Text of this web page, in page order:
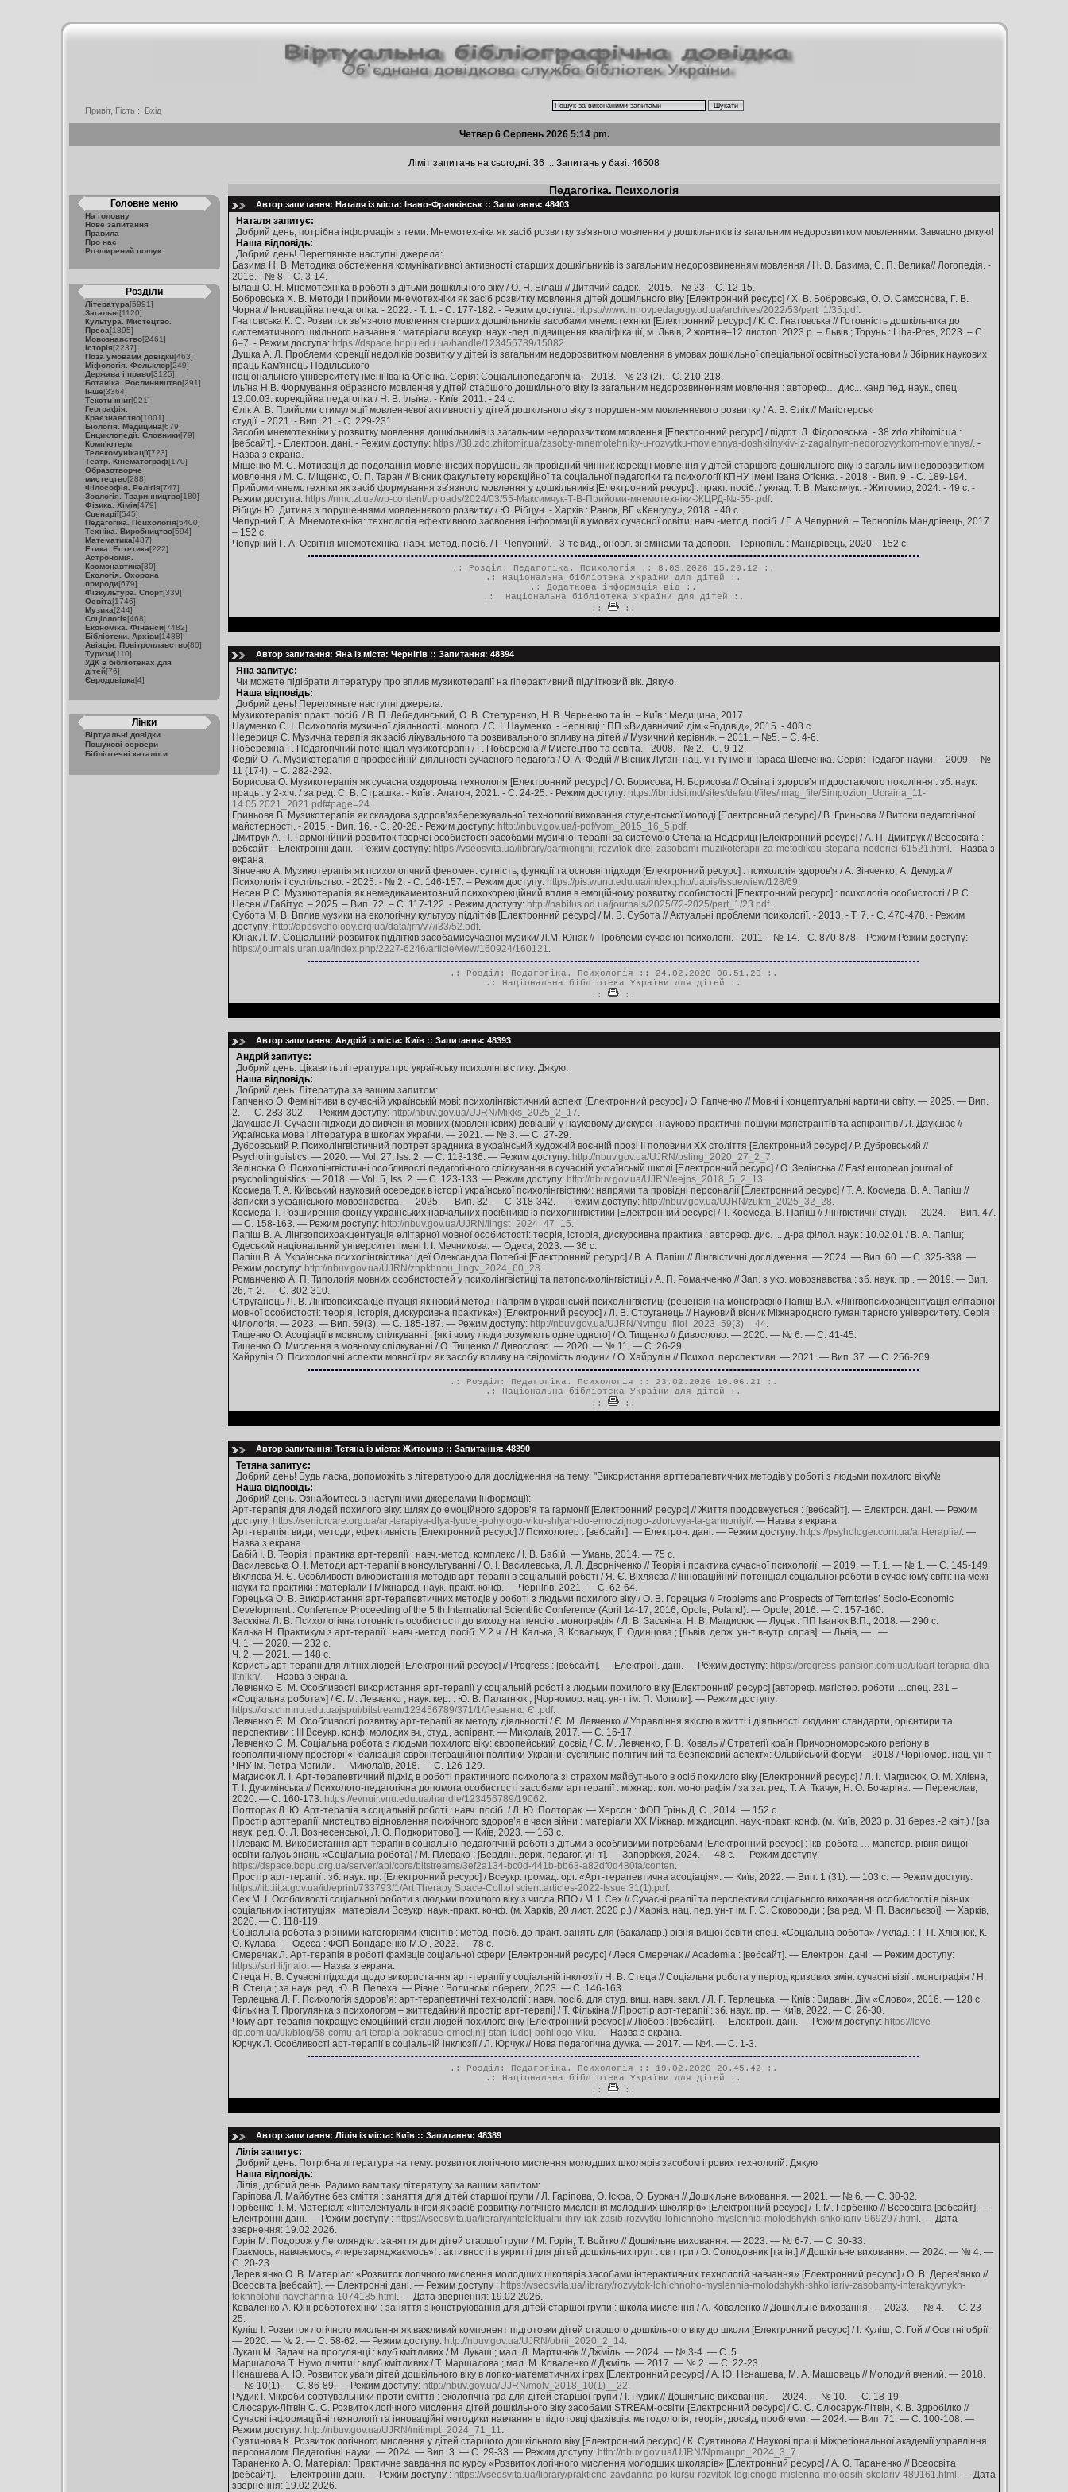
Привіт, Гість :: Вхід
Четвер 6 Серпень 2026 5:14 pm.
Ліміт запитань на сьогодні: 36 .:. Запитань у базі: 46508
Головне меню
На головну
Нове запитання
Правила
Про нас
Розширений пошук
Розділи
Література[5991]
Загальні[1120]
Культура. Мистецтво.
Преса[1895]
Мовознавство[2461]
Історія[2237]
Поза умовами довідки[463]
Міфологія. Фольклор[249]
Держава і право[3125]
Ботаніка. Рослинництво[291]
Інше[3364]
Тексти книг[921]
Географія.
Краєзнавство[1001]
Біологія. Медицина[679]
Енциклопедії. Словники[79]
Комп'ютери.
Телекомунікації[723]
Театр. Кінематограф[170]
Образотворче
мистецтво[288]
Філософія. Релігія[747]
Зоологія. Тваринництво[180]
Фізика. Хімія[479]
Сценарії[545]
Педагогіка. Психологія[5400]
Техніка. Виробництво[594]
Математика[487]
Етика. Естетика[222]
Астрономія.
Космонавтика[80]
Екологія. Охорона
природи[679]
Фізкультура. Спорт[339]
Освіта[1746]
Музика[244]
Соціологія[468]
Економіка. Фінанси[7482]
Бібліотеки. Архіви[1488]
Авіація. Повітроплавство[80]
Туризм[110]
УДК в бібліотеках для
дітей[76]
Євродовідка[4]
Лінки
Віртуальні довідки
Пошукові сервери
Бібліотечні каталоги
Педагогіка. Психологія
Автор запитання: Наталя із міста: Івано-Франківськ :: Запитання: 48403
Наталя запитує:
Добрий день, потрібна інформація з теми: Мнемотехніка як засіб розвитку зв'язного мовлення у дошкільників із загальним недорозвитком мовленням. Завчасно дякую!
Наша відповідь:
Добрий день! Перегляньте наступні джерела:
Базима Н. В. Методика обстеження комунікативної активності старших дошкільників із загальним недорозвиненням мовлення / Н. В. Базима, С. П. Велика// Логопедія. -
2016. - № 8. - С. 3-14.
Білаш О. Н. Мнемотехніка в роботі з дітьми дошкільного віку / О. Н. Білаш // Дитячий садок. - 2015. - № 23 – С. 12-15.
Бобровська Х. В. Методи і прийоми мнемотехніки як засіб розвитку мовлення дітей дошкільного віку [Електронний ресурс] / Х. В. Бобровська, О. О. Самсонова, Г. В.
Чорна // Інноваційна пекдагогіка. - 2022. - Т. 1. - С. 177-182. - Режим доступа: https://www.innovpedagogy.od.ua/archives/2022/53/part_1/35.pdf.
Гнатовська К. С. Розвиток зв’язного мовлення старших дошкільників засобами мнемотехніки [Електронний ресурс] / К. С. Гнатовська // Готовність дошкільника до
систематичного шкільного навчання : матеріали всеукр. наук.-пед. підвищення кваліфікації, м. Львів, 2 жовтня–12 листоп. 2023 р. – Львів ; Торунь : Liha-Pres, 2023. – С.
6–7. - Режим доступа: https://dspace.hnpu.edu.ua/handle/123456789/15082.
Душка А. Л. Проблеми корекції недоліків розвитку у дітей із загальним недорозвитком мовлення в умовах дошкільної спеціальної освітньої установи // Збірник наукових
праць Кам'янець-Подільського
національного університету імені Івана Огієнка. Серія: Соціальнопедагогічна. - 2013. - № 23 (2). - С. 210-218.
Ільїна Н.В. Формування образного мовлення у дітей старшого дошкільного віку із загальним недорозвиненням мовлення : автореф… дис... канд пед. наук., спец.
13.00.03: корекційна педагогіка / Н. В. Ільїна. - Київ. 2011. - 24 с.
Єлік А. В. Прийоми стимуляції мовленнєвої активності у дітей дошкільного віку з порушенням мовленнєвого розвитку / А. В. Єлік // Магістерські
студії. - 2021. - Вип. 21. - С. 229-231.
Засоби мнемотехніки у розвитку мовлення дошкільників із загальним недорозвитком мовлення [Електронний ресурс] / підгот. Л. Фідоровська. - 38.zdo.zhitomir.ua :
[вебсайт]. - Електрон. дані. - Режим доступу: https://38.zdo.zhitomir.ua/zasoby-mnemotehniky-u-rozvytku-movlennya-doshkilnykiv-iz-zagalnym-nedorozvytkom-movlennya/. -
Назва з екрана.
Міщенко М. С. Мотивація до подолання мовленнєвих порушень як провідний чинник корекції мовлення у дітей старшого дошкільного віку із загальним недорозвитком
мовлення / М. С. Міщенко, О. П. Таран // Вісник факультету корекційної та соціальної педагогіки та психології КПНУ імені Івана Огієнка. - 2018. - Вип. 9. - С. 189-194.
Прийоми мнемотехніки як засіб формування зв’язного мовлення у дошкільників [Електронний ресурс] : практ. посіб. / уклад. Т. В. Максімчук. - Житомир, 2024. - 49 с. -
Режим доступа: https://nmc.zt.ua/wp-content/uploads/2024/03/55-Максимчук-Т-В-Прийоми-мнемотехніки-ЖЦРД-№-55-.pdf.
Рібцун Ю. Дитина з порушеннями мовленнєвого розвитку / Ю. Рібцун. - Харків : Ранок, ВГ «Кенгуру», 2018. - 40 с.
Чепурний Г. А. Мнемотехніка: технологія ефективного засвоєння інформації в умовах сучасної освіти: навч.-метод. посіб. / Г. А.Чепурний. – Тернопіль Мандрівець, 2017.
– 152 с.
Чепурний Г. А. Освітня мнемотехніка: навч.-метод. посіб. / Г. Чепурний. - 3-тє вид., оновл. зі змінами та доповн. - Тернопіль : Мандрівець, 2020. - 152 с.
.: Розділ: Педагогіка. Психологія :: 8.03.2026 15.20.12 :.
.: Національна бібліотека України для дітей :.
.: Додаткова інформація від :.
.:
Національна бібліотека України для дітей :.
.:
:.
Автор запитання: Яна із міста: Чернігів :: Запитання: 48394
Яна запитує:
Чи можете підібрати літературу про вплив музикотерапії на гіперактивний підлітковий вік. Дякую.
Наша відповідь:
Добрий день! Перегляньте наступні джерела:
Музикотерапія: практ. посіб. / В. П. Лебединський, О. В. Степуренко, Н. В. Черненко та ін. – Київ : Медицина, 2017.
Науменко С. І. Психологія музичної діяльності : моногр. / С. І. Науменко. - Чернівці : ПП «Видавничий дім «Родовід», 2015. - 408 с.
Недериця С. Музична терапія як засіб лікувального та розвивального впливу на дітей // Музичний керівник. – 2011. – №5. – С. 4-6.
Побережна Г. Педагогічний потенціал музикотерапії / Г. Побережна // Мистецтво та освіта. - 2008. - № 2. - С. 9-12.
Федій О. А. Музикотерапія в професійній діяльності сучасного педагога / О. А. Федій // Вісник Луган. нац. ун-ту імені Тараса Шевченка. Серія: Педагог. науки. – 2009. – №
11 (174). – С. 282-292.
Борисова О. Музикотерапія як сучасна оздоровча технологія [Електронний ресурс] / О. Борисова, Н. Борисова // Освіта і здоров’я підростаючого покоління : зб. наук.
праць : у 2-х ч. / за ред. С. В. Страшка. - Київ : Алатон, 2021. - С. 24-25. - Режим доступу: https://ibn.idsi.md/sites/default/files/imag_file/Simpozion_Ucraina_11-
14.05.2021_2021.pdf#page=24.
Гриньова В. Музикотерапія як складова здоров’язбережувальної технології виховання студентської молоді [Електронний ресурс] / В. Гриньова // Витоки педагогічної
майстерності. - 2015. - Вип. 16. - С. 20-28.- Режим доступу: http://nbuv.gov.ua/j-pdf/vpm_2015_16_5.pdf.
Дмитрук А. П. Гармонійний розвиток творчої особистості засобами музичної терапії за системою Степана Недериці [Електронний ресурс] / А. П. Дмитрук // Всеосвіта :
вебсайт. - Електронні дані. - Режим доступу: https://vseosvita.ua/library/garmonijnij-rozvitok-ditej-zasobami-muzikoterapii-za-metodikou-stepana-nederici-61521.html . - Назва з
екрана.
Зінченко А. Музикотерапія як психологічний феномен: сутність, функції та основні підходи [Електронний ресурс] : психологія здоров'я / А. Зінченко, А. Демура //
Психологія і суспільство. - 2025. - № 2. - С. 146-157. – Режим доступу: https://pis.wunu.edu.ua/index.php/uapis/issue/view/128/69.
Несен Р. С. Музикотерапія як немедикаментозний психокорекційний вплив в емоційному розвитку особистості [Електронний ресурс] : психологія особистості / Р. С.
Несен // Габітус. – 2025. – Вип. 72. – С. 117-122. - Режим доступу: http://habitus.od.ua/journals/2025/72-2025/part_1/23.pdf.
Субота М. В. Вплив музики на екологічну культуру підлітків [Електронний ресурс] / М. В. Субота // Актуальні проблеми психології. - 2013. - Т. 7. - С. 470-478. - Режим
доступу: http://appsychology.org.ua/data/jrn/v7/i33/52.pdf.
Юнак Л. М. Соціальний розвиток підлітків засобамисучасної музики/ Л.М. Юнак // Проблеми сучасної психології. - 2011. - № 14. - С. 870-878. - Режим Режим доступу:
https://journals.uran.ua/index.php/2227-6246/article/view/160924/160121.
.: Розділ: Педагогіка. Психологія :: 24.02.2026 08.51.20 :.
.: Національна бібліотека України для дітей :.
.:
:.
Автор запитання: Андрій із міста: Київ :: Запитання: 48393
Андрій запитує:
Добрий день. Цікавить література про українську психолінгвістику. Дякую.
Наша відповідь:
Добрий день. Література за вашим запитом:
Гапченко О. Фемінітиви в сучасній українській мові: психолінгвістичний аспект [Електронний ресурс] / О. Гапченко // Мовні і концептуальні картини світу. — 2025. — Вип.
2. — С. 283-302. — Режим доступу: http://nbuv.gov.ua/UJRN/Mikks_2025_2_17.
Даукшас Л. Сучасні підходи до вивчення мовних (мовленнєвих) девіацій у науковому дискурсі : науково-практичні пошуки магістрантів та аспірантів / Л. Даукшас //
Українська мова і література в школах України. — 2021. — № 3. — С. 27-29.
Дубровський Р. Психолінгвістичний портрет зрадника в українській художній воєнній прозі ІІ половини ХХ століття [Електронний ресурс] / Р. Дубровський //
Psycholinguistics. — 2020. — Vol. 27, Iss. 2. — С. 113-136. — Режим доступу: http://nbuv.gov.ua/UJRN/psling_2020_27_2_7.
Зелінська О. Психолінгвістичні особливості педагогічного спілкування в сучасній українській школі [Електронний ресурс] / О. Зелінська // East european journal of
psycholinguistics. — 2018. — Vol. 5, Iss. 2. — С. 123-133. — Режим доступу: http://nbuv.gov.ua/UJRN/eejps_2018_5_2_13.
Космеда Т. А. Київський науковий осередок в історії української психолінгвістики: напрями та провідні персоналії [Електронний ресурс] / Т. А. Космеда, В. А. Папіш //
Записки з українського мовознавства. — 2025. — Вип. 32. — С. 318-342. — Режим доступу: http://nbuv.gov.ua/UJRN/zukm_2025_32_28.
Космеда Т. Розширення фонду українських навчальних посібників із психолінгвістики [Електронний ресурс] / Т. Космеда, В. Папіш // Лінгвістичні студії. — 2024. — Вип. 47.
— С. 158-163. — Режим доступу: http://nbuv.gov.ua/UJRN/lingst_2024_47_15.
Папіш В. А. Лінгвопсихоакцентуація елітарної мовної особистості: теорія, історія, дискурсивна практика : автореф. дис. ... д-ра філол. наук : 10.02.01 / В. А. Папіш;
Одеський національний університет імені І. І. Мечникова. — Одеса, 2023. — 36 c.
Папіш В. А. Українська психолінгвістика: ідеї Олександра Потебні [Електронний ресурс] / В. А. Папіш // Лінгвістичні дослідження. — 2024. — Вип. 60. — С. 325-338. —
Режим доступу: http://nbuv.gov.ua/UJRN/znpkhnpu_lingv_2024_60_28.
Романченко А. П. Типологія мовних особистостей у психолінгвістиці та патопсихолінгвістиці / А. П. Романченко // Зап. з укр. мовознавства : зб. наук. пр.. — 2019. — Вип.
26, т. 2. — С. 302-310.
Струганець Л. В. Лінгвопсихоакцентуація як новий метод і напрям в українській психолінгвістиці (рецензія на монографію Папіш В.А. «Лінгвопсихоакцентуація елітарної
мовної особистості: теорія, історія, дискурсивна практика») [Електронний ресурс] / Л. В. Струганець // Науковий вісник Міжнародного гуманітарного університету. Серія :
Філологія. — 2023. — Вип. 59(3). — С. 185-187. — Режим доступу: http://nbuv.gov.ua/UJRN/Nvmgu_filol_2023_59(3)__44.
Тищенко О. Асоціації в мовному спілкуванні : [як і чому люди розуміють одне одного] / О. Тищенко // Дивослово. — 2020. — № 6. — С. 41-45.
Тищенко О. Мислення в мовному спілкуванні / О. Тищенко // Дивослово. — 2020. — № 11. — С. 26-29.
Хайрулін О. Психологічні аспекти мовної гри як засобу впливу на свідомість людини / О. Хайрулін // Психол. перспективи. — 2021. — Вип. 37. — С. 256-269.
.: Розділ: Педагогіка. Психологія :: 23.02.2026 10.06.21 :.
.: Національна бібліотека України для дітей :.
.:
:.
Автор запитання: Тетяна із міста: Житомир :: Запитання: 48390
Тетяна запитує:
Добрий день! Будь ласка, допоможіть з літературою для дослідження на тему: "Використання арттерапевтичних методів у роботі з людьми похилого віку№
Наша відповідь:
Добрий день. Ознайомтесь з наступними джерелами інформації:
Арт-терапія для людей похилого віку: шлях до емоційного здоров’я та гармонії [Електронний ресурс] // Життя продовжується : [вебсайт]. — Електрон. дані. — Режим
доступу: https://seniorcare.org.ua/art-terapiya-dlya-lyudej-pohylogo-viku-shlyah-do-emoczijnogo-zdorovya-ta-garmoniyi/. — Назва з екрана.
Арт-терапія: види, методи, ефективність [Електронний ресурс] // Психологер : [вебсайт]. — Електрон. дані. — Режим доступу: https://psyhologer.com.ua/art-terapiia/. —
Назва з екрана.
Бабій І. В. Теорія і практика арт-терапії : навч.-метод. комплекс / І. В. Бабій. — Умань, 2014. — 75 с.
Василевська О. І. Методи арт-терапії в консультуванні / О. І. Василевська, Л. Л. Дворніченко // Теорія і практика сучасної психології. — 2019. — Т. 1. — № 1. — С. 145-149.
Віхляєва Я. Є. Особливості використання методів арт-терапії в соціальній роботі / Я. Є. Віхляєва // Інноваційний потенціал соціальної роботи в сучасному світі: на межі
науки та практики : матеріали І Міжнарод. наук.-практ. конф. — Чернігів, 2021. — С. 62-64.
Горецька О. В. Використання арт-терапевтичних методів у роботі з людьми похилого віку / О. В. Горецька // Problems and Prospects of Territories’ Socio-Economic
Development : Conference Proceeding of the 5 th International Scientific Conference (April 14-17, 2016, Opole, Poland). — Opole, 2016. — C. 157-160.
Засєкіна Л. В. Психологічна готовність особистості до виходу на пенсію : монографія / Л. В. Засєкіна, Н. В. Магдисюк. — Луцьк : ПП Іванюк В.П., 2018. — 290 с.
Калька Н. Практикум з арт-терапії : навч.-метод. посіб. У 2 ч. / Н. Калька, З. Ковальчук, Г. Одинцова ; [Львів. держ. ун-т внутр. справ]. — Львів, — . —
Ч. 1. — 2020. — 232 с.
Ч. 2. — 2021. — 148 с.
Користь арт-терапії для літніх людей [Електронний ресурс] // Progress : [вебсайт]. — Електрон. дані. — Режим доступу: https://progress-pansion.com.ua/uk/art-terapiia-dlia-
litnikh/. — Назва з екрана.
Левченко Є. М. Особливості використання арт-терапії у соціальній роботі з людьми похилого віку [Електронний ресурс] [автореф. магістер. роботи …спец. 231 –
«Соціальна робота»] / Є. М. Левченко ; наук. кер. : Ю. В. Палагнюк ; [Чорномор. нац. ун-т ім. П. Могили]. — Режим доступу:
https://krs.chmnu.edu.ua/jspui/bitstream/123456789/371/1/Левченко Є..pdf.
Левченко Є. М. Особливості розвитку арт-терапії як методу діяльності / Є. М. Левченко // Управління якістю в житті і діяльності людини: стандарти, орієнтири та
перспективи : ІІІ Всеукр. конф. молодих вч., студ., аспірант. — Миколаїв, 2017. — С. 16-17.
Левченко Є. М. Соціальна робота з людьми похилого віку: європейський досвід / Є. М. Левченко, Г. В. Коваль // Стратегії країн Причорноморського регіону в
геополітичному просторі «Реалізація євроінтеграційної політики України: суспільно політичний та безпековий аспект»: Ольвійський форум – 2018 / Чорномор. нац. ун-т
ЧНУ ім. Петра Могили. — Миколаїв, 2018. — С. 126-129.
Магдисюк Л. І. Арт-терапевтичний підхід в роботі практичного психолога зі страхом майбутнього в осіб похилого віку [Електронний ресурс] / Л. І. Магдисюк, О. М. Хлівна,
Т. І. Дучимінська // Психолого-педагогічна допомога особистості засобами арттерапії : міжнар. кол. монографія / за заг. ред. Т. А. Ткачук, Н. О. Бочаріна. — Переяслав,
2020. — С. 160-173. https://evnuir.vnu.edu.ua/handle/123456789/19062.
Полторак Л. Ю. Арт-терапія в соціальній роботі : навч. посіб. / Л. Ю. Полторак. — Херсон : ФОП Грінь Д. С., 2014. — 152 с.
Простір арттерапії: мистецтво відновлення психічного здоров’я в часи війни : матеріали ХХ Міжнар. міждисцип. наук.-практ. конф. (м. Київ, 2023 р. 31 берез.-2 квіт.) / [за
наук. ред. О. Л. Вознесенської, Л. О. Подкоритової]. — Київ, 2023. — 163 с.
Плевако М. Використання арт-терапії в соціально-педагогічній роботі з дітьми з особливими потребами [Електронний ресурс] : [кв. робота … магістер. рівня вищої
освіти галузь знань «Соціальна робота] / М. Плевако ; [Бердян. держ. педагог. ун-т]. — Запоріжжя, 2024. — 48 с. — Режим доступу:
https://dspace.bdpu.org.ua/server/api/core/bitstreams/3ef2a134-bc0d-441b-bb63-a82df0d480fa/conten.
Простір арт-терапії : зб. наук. пр. [Електронний ресурс] / Всеукр. громад. орг. «Арт-терапевтична асоціація». — Київ, 2022. — Вип. 1 (31). — 103 с. — Режим доступу:
https://lib.iitta.gov.ua/id/eprint/733793/1/Art Therapy Space-Coll.of scient.articles-2022-Issue 31(1).pdf.
Сех М. І. Особливості соціальної роботи з людьми похилого віку з числа ВПО / М. І. Сех // Сучасні реалії та перспективи соціального виховання особистості в різних
соціальних інституціях : матеріали Всеукр. наук.-практ. конф. (м. Харків, 20 лист. 2020 р.) / Харків. нац. пед. ун-т ім. Г. С. Сковороди ; [за ред. М. П. Васильєвої]. — Харків,
2020. — С. 118-119.
Соціальна робота з різними категоріями клієнтів : метод. посіб. до практ. занять для (бакалавр.) рівня вищої освіти спец. «Соціальна робота» / уклад. : Т. П. Хлівнюк, К.
О. Кулава. — Одеса : ФОП Бондаренко М.О., 2023. — 78 с.
Смеречак Л. Арт-терапія в роботі фахівців соціальної сфери [Електронний ресурс] / Леся Смеречак // Academia : [вебсайт]. — Електрон. дані. — Режим доступу:
https://surl.li/jrialo. — Назва з екрана.
Стеца Н. В. Сучасні підходи щодо використання арт-терапії у соціальній інклюзії / Н. В. Стеца // Соціальна робота у період кризових змін: сучасні візії : монографія / Н.
В. Стеца ; за наук. ред. Ю. В. Пелеха. — Рівне : Волинські обереги, 2023. — С. 146-163.
Терлецька Л. Г. Психологія здоров’я: арт-терапевтичні технології : навч. посіб. для студ. вищ. навч. закл. / Л. Г. Терлецька. — Київ : Видавн. Дім «Слово», 2016. — 128 с.
Фількіна Т. Прогулянка з психологом – життєдайний простір арт-терапі] / Т. Фількіна // Простір арт-терапії : зб. наук. пр. — Київ, 2022. — С. 26-30.
Чому арт-терапія покращує емоційний стан людей похилого віку [Електронний ресурс] // Любов : [вебсайт]. — Електрон. дані. — Режим доступу: https://love-
dp.com.ua/uk/blog/58-comu-art-terapia-pokrasue-emocijnij-stan-ludej-pohilogo-viku. — Назва з екрана.
Юрчук Л. Особливості арт-терапії в соціальній інклюзії / Л. Юрчук // Нова педагогічна думка. — 2017. — №4. — С. 1-3.
.: Розділ: Педагогіка. Психологія :: 19.02.2026 20.45.42 :.
.: Національна бібліотека України для дітей :.
.:
:.
Автор запитання: Лілія із міста: Київ :: Запитання: 48389
Лілія запитує:
Добрий день. Потрібна література на тему: розвиток логічного мислення молодших школярів засобом ігрових технологій. Дякую
Наша відповідь:
Лілія, добрий день. Радимо вам таку літературу за вашим запитом:
Гаріпова Л. Майбутнє без сміття : заняття для дітей старшої групи / Л. Гаріпова, О. Іскра, О. Буркан // Дошкільне виховання. — 2021. — № 6. — С. 30-32.
Горбенко Т. М. Матеріал: «Інтелектуальні ігри як засіб розвитку логічного мислення молодших школярів» [Електронний ресурс] / Т. М. Горбенко // Всеосвіта [вебсайт]. —
Електронні дані. — Режим доступу : https://vseosvita.ua/library/intelektualni-ihry-iak-zasib-rozvytku-lohichnoho-myslennia-molodshykh-shkoliariv-969297.html . — Дата
звернення: 19.02.2026.
Горін М. Подорож у Леголяндію : заняття для дітей старшої групи / М. Горін, Т. Войтко // Дошкільне виховання. — 2023. — № 6-7. — С. 30-33.
Граємось, навчаємось, «перезаряджаємось»! : активності в укритті для дітей дошкільних груп : світ гри / О. Солодовник [та ін.] // Дошкільне виховання. — 2024. — № 4. —
С. 20-23.
Дерев’янко О. В. Матеріал: «Розвиток логічного мислення молодших школярів засобами інтерактивних технологій навчання» [Електронний ресурс] / О. В. Дерев’янко //
Всеосвіта [вебсайт]. — Електронні дані. — Режим доступу : https://vseosvita.ua/library/rozvytok-lohichnoho-myslennia-molodshykh-shkoliariv-zasobamy-interaktyvnykh-
tekhnolohii-navchannia-1074185.html . — Дата звернення: 19.02.2026.
Коваленко А. Юні робототехніки : заняття з конструювання для дітей старшої групи : школа мислення / А. Коваленко // Дошкільне виховання. — 2023. — № 4. — С. 23-
25.
Куліш І. Розвиток логічного мислення як важливий компонент підготовки дітей старшого дошкільного віку до школи [Електронний ресурс] / І. Куліш, С. Гой // Освітні обрії.
— 2020. — № 2. — С. 58-62. — Режим доступу: http://nbuv.gov.ua/UJRN/obrii_2020_2_14.
Лукаш М. Задачі на прогулянці : клуб кмітливих / М. Лукаш ; мал. Л. Мартинюк // Джміль. — 2024. — № 3-4. — С. 5.
Маршалова Т. Нумо лічити! : клуб кмітливих / Т. Маршалова ; мал. М. Коваленко // Джміль. — 2017. — № 2. — С. 22-23.
Нєнашева А. Ю. Розвиток уваги дітей дошкільного віку в логіко-математичних іграх [Електронний ресурс] / А. Ю. Нєнашева, М. А. Машовець // Молодий вчений. — 2018.
— № 10(1). — С. 86-89. — Режим доступу: http://nbuv.gov.ua/UJRN/molv_2018_10(1)__22.
Рудик І. Мікроби-сортувальники проти сміття : екологічна гра для дітей старшої групи / І. Рудик // Дошкільне виховання. — 2024. — № 10. — С. 18-19.
Слюсарук-Літвін С. С. Розвиток логічного мислення дітей дошкільного віку засобами STREAM-освіти [Електронний ресурс] / С. С. Слюсарук-Літвін, К. В. Здробілко //
Сучасні інформаційні технології та інноваційні методики навчання в підготовці фахівців: методологія, теорія, досвід, проблеми. — 2024. — Вип. 71. — С. 100-108. —
Режим доступу: http://nbuv.gov.ua/UJRN/mitimpt_2024_71_11.
Суятинова К. Розвиток логічного мислення у дітей старшого дошкільного віку [Електронний ресурс] / К. Суятинова // Наукові праці Міжрегіональної академії управління
персоналом. Педагогічні науки. — 2024. — Вип. 3. — С. 29-33. — Режим доступу: http://nbuv.gov.ua/UJRN/Npmaupn_2024_3_7.
Тараненко А. О. Матеріал: Практичне завдання по курсу «Розвиток логічного мислення молодших школярів» [Електронний ресурс] / А. О. Тараненко // Всеосвіта
[вебсайт]. — Електронні дані. — Режим доступу : https://vseosvita.ua/library/prakticne-zavdanna-po-kursu-rozvitok-logicnogo-mislenna-molodsih-skolariv-489161.html . — Дата
звернення: 19.02.2026.